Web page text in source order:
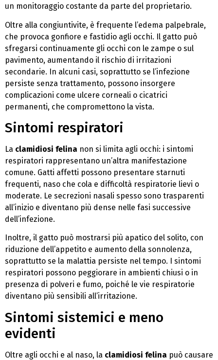
un monitoraggio costante da parte del proprietario.
Oltre alla congiuntivite, è frequente l’edema palpebrale,
che provoca gonfiore e fastidio agli occhi. Il gatto può
sfregarsi continuamente gli occhi con le zampe o sul
pavimento, aumentando il rischio di irritazioni
secondarie. In alcuni casi, soprattutto se l’infezione
persiste senza trattamento, possono insorgere
complicazioni come ulcere corneali o cicatrici
permanenti, che compromettono la vista.
Sintomi respiratori
La clamidiosi felina non si limita agli occhi: i sintomi
respiratori rappresentano un’altra manifestazione
comune. Gatti affetti possono presentare starnuti
frequenti, naso che cola e difficoltà respiratorie lievi o
moderate. Le secrezioni nasali spesso sono trasparenti
all’inizio e diventano più dense nelle fasi successive
dell’infezione.
Inoltre, il gatto può mostrarsi più apatico del solito, con
riduzione dell’appetito e aumento della sonnolenza,
soprattutto se la malattia persiste nel tempo. I sintomi
respiratori possono peggiorare in ambienti chiusi o in
presenza di polveri e fumo, poiché le vie respiratorie
diventano più sensibili all’irritazione.
Sintomi sistemici e meno
evidenti
Oltre agli occhi e al naso, la clamidiosi felina può causare